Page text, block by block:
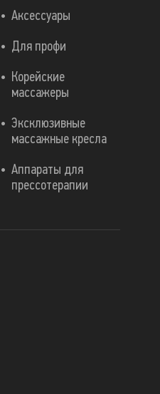
Аксессуары
Для профи
Корейские
массажеры
Эксклюзивные
массажные кресла
Аппараты для
прессотерапии